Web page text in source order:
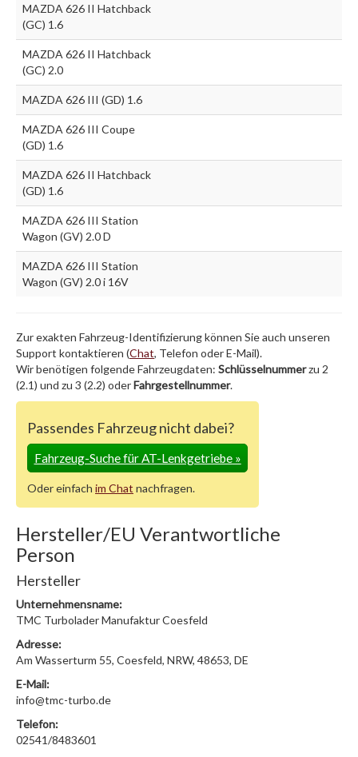
MAZDA 626 II Hatchback
(GC) 1.6
MAZDA 626 II Hatchback
(GC) 2.0
MAZDA 626 III (GD) 1.6
MAZDA 626 III Coupe
(GD) 1.6
MAZDA 626 II Hatchback
(GD) 1.6
MAZDA 626 III Station
Wagon (GV) 2.0 D
MAZDA 626 III Station
Wagon (GV) 2.0 i 16V
Zur exakten Fahrzeug-Identifizierung können Sie auch unseren
Support kontaktieren (Chat, Telefon oder E-Mail).
Wir benötigen folgende Fahrzeugdaten: Schlüsselnummerzu 2
(2.1) und zu 3 (2.2) oderFahrgestellnummer.
Passendes Fahrzeug nicht dabei?
Fahrzeug-Suche für AT-Lenkgetriebe»
Oder einfach im Chat nachfragen.
Hersteller/EU Verantwortliche
Person
Hersteller
Unternehmensname:
TMC Turbolader Manufaktur Coesfeld
Adresse:
Am Wasserturm 55, Coesfeld, NRW, 48653, DE
E-Mail:
info@tmc-turbo.de
Telefon:
02541/8483601